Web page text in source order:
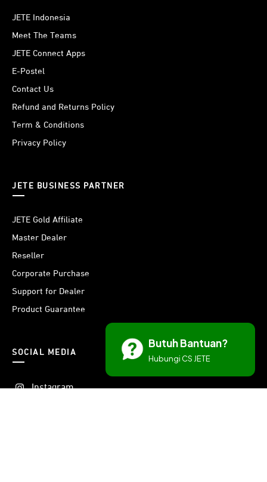
JETE Indonesia
Meet The Teams
JETE Connect Apps
E-Postel
Contact Us
Refund and Returns Policy
Term & Conditions
Privacy Policy
JETE BUSINESS PARTNER
JETE Gold Affiliate
Master Dealer
Reseller
Corporate Purchase
Support for Dealer
Product Guarantee
SOCIAL MEDIA
Instagram
Butuh Bantuan?
Hubungi CS JETE